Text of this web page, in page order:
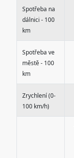
Spotřeba na
dálnici - 100
km
Spotřeba ve
městě - 100
km
Zrychlení (0-
100 km/h)